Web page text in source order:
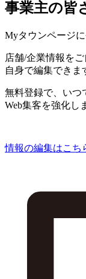
事業主の皆
Myタウンページ
店舗/企業情報を
自身で編集できま
無料登録で、いつ
Web集客を強化し
情報の編集はこち